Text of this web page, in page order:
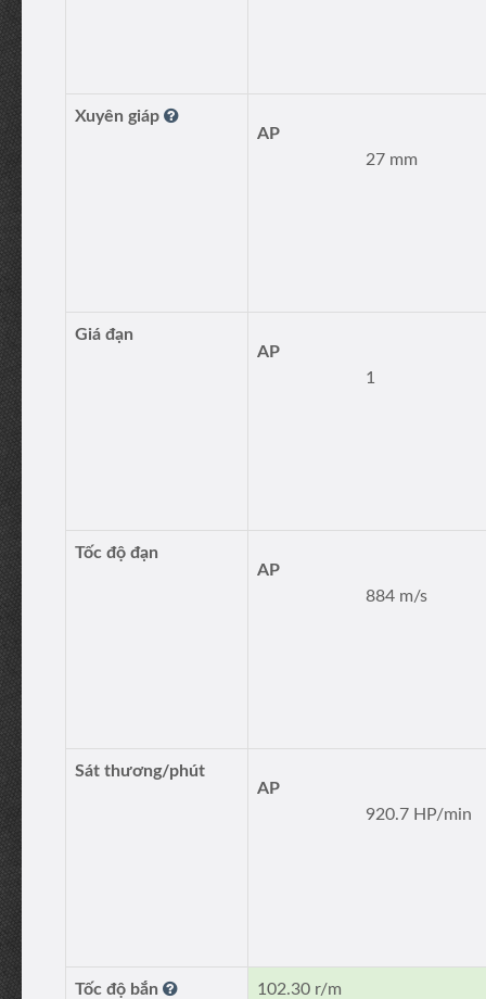
Xuyên giáp
AP
27 mm
Giá đạn
AP
1
Tốc độ đạn
AP
884 m/s
Sát thương/phút
AP
920.7 HP/min
Tốc độ bắn 102.30 r/m